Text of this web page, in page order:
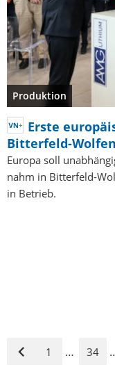
Produktion
Erste
Bitterfeld-
Europa soll
nahm in Bitterfeld-
in Betrieb.
Vorige
1 … 34